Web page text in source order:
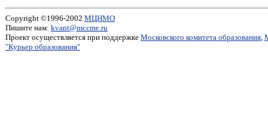
Copyright ©1996-2002 МЦНМО
Пишите нам: kvant@mccme.ru
Проект осуществляется при поддержке Московского комитета образования,
"Курьер образования"